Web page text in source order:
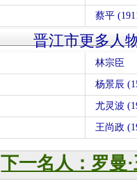
蔡平
晋江市更多人
林宗臣
杨景辰
尤灵波
王尚政
下一名人：罗曼